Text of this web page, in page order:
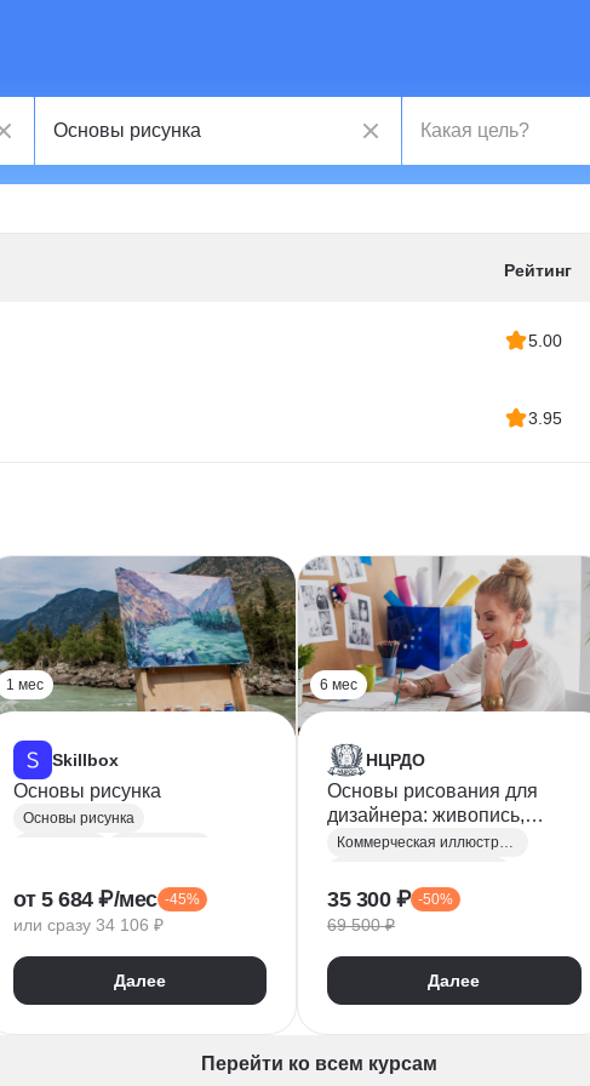
Рейтинг
5.00
3.95
1 мес
Skillbox
Основы рисунка
Основы рисунка
от 5 684 ₽/мес -45%
или сразу 34 106 ₽
Далее
6 мес
НЦРДО
Основы рисования для
дизайнера: живопись,
графика, цифровая
присвоением
квалификации «Дизайнер-
иллюстратор»
Коммерческая иллюстрация
Иллюстрация
Живопись
Adobe Illustrator
Основы рисунка
35 300 ₽ -50%
69 500 ₽
Далее
Перейти ко всем курсам